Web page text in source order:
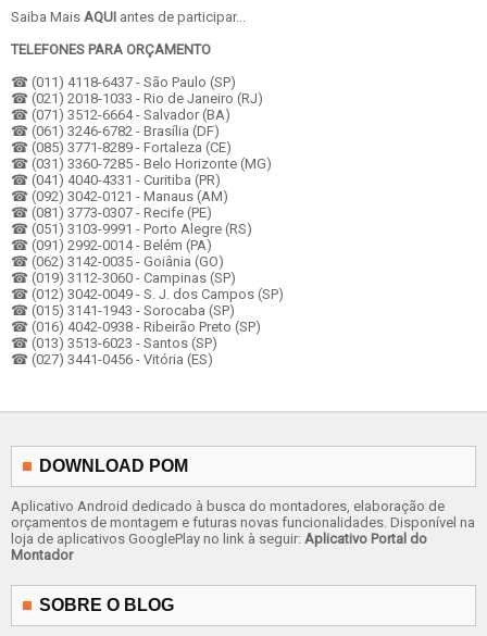
Saiba Mais AQUI antes de participar...
TELEFONES PARA ORÇAMENTO
☎ (011) 4118-6437 - São Paulo (SP)
☎ (021) 2018-1033 - Rio de Janeiro (RJ)
☎ (071) 3512-6664 - Salvador (BA)
☎ (061) 3246-6782 - Brasília (DF)
☎ (085) 3771-8289 - Fortaleza (CE)
☎ (031) 3360-7285 - Belo Horizonte (MG)
☎ (041) 4040-4331 - Curitiba (PR)
☎ (092) 3042-0121 - Manaus (AM)
☎ (081) 3773-0307 - Recife (PE)
☎ (051) 3103-9991 - Porto Alegre (RS)
☎ (091) 2992-0014 - Belém (PA)
☎ (062) 3142-0035 - Goiânia (GO)
☎ (019) 3112-3060 - Campinas (SP)
☎ (012) 3042-0049 - S. J. dos Campos (SP)
☎ (015) 3141-1943 - Sorocaba (SP)
☎ (016) 4042-0938 - Ribeirão Preto (SP)
☎ (013) 3513-6023 - Santos (SP)
☎ (027) 3441-0456 - Vitória (ES)
DOWNLOAD POM
Aplicativo Android dedicado à busca do montadores, elaboração de
orçamentos de montagem e futuras novas funcionalidades. Disponível na
loja de aplicativos GooglePlay no link à seguir: Aplicativo Portal do
Montador
SOBRE O BLOG